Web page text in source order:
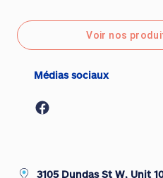
Voir nos
Médias sociaux
3105 Dundas St W, Unit